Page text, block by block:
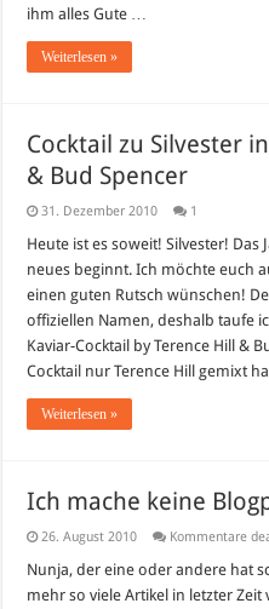
ihm alles Gute …
Weiterlesen »
Cocktail zu Silvester
& Bud Spencer
31. Dezember 2010 1
Heute ist es soweit! Silvester!
neues beginnt. Ich möchte euch
einen guten Rutsch wünschen!
offiziellen Namen, deshalb taufe
Kaviar-Cocktail by Terence Hill &
Cocktail nur Terence Hill gemixt
Weiterlesen »
Ich mache keine
26. August 2010 Kommentare
Nunja, der eine oder andere hat
mehr so viele Artikel in letzter